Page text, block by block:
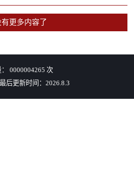
有更多内容了
0000004265 次
最后更新时间：2026 .8 .3